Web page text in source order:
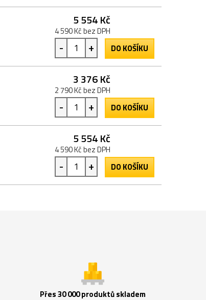
5 554 Kč
4 590 Kč bez DPH
- + DO KOŠÍKU
3 376 Kč
2 790 Kč bez DPH
- + DO KOŠÍKU
5 554 Kč
4 590 Kč bez DPH
- + DO KOŠÍKU
Přes 30 000 produktů skladem